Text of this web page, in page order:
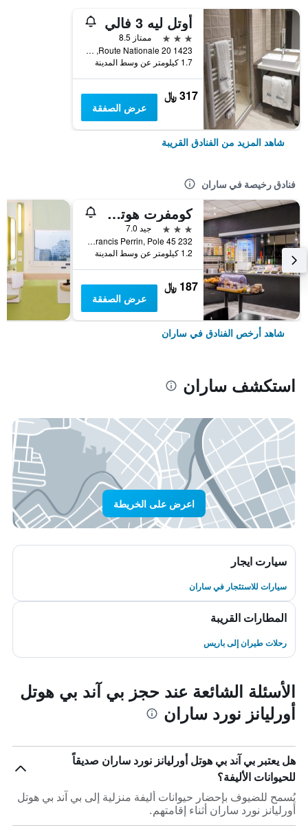
أوتل ليه 3 فالي
3 نجوم
ممتاز 8.5
1423 Route Nationale 20, ساران, إقليم لواريت, فرنسا
1.7 كيلومتر عن وسط المدينة
317 ﷼
عرض الصفقة
شاهد المزيد من الفنادق القريبة
فنادق رخيصة في ساران
كومفرت هوتل أورليانز ساران
3 نجوم
جيد 7.0
232 Rue Francis Perrin, Pole 45, ساران, إقليم لواريت, فرنسا
1.2 كيلومتر عن وسط المدينة
187 ﷼
عرض الصفقة
شاهد أرخص الفنادق في ساران
استكشف ساران
اعرض على الخريطة
سيارت ايجار
سيارات للاستئجار في ساران
المطارات القريبة
رحلات طيران إلى باريس
الأسئلة الشائعة عند حجز بي آند بي هوتل
أورليانز نورد ساران
هل يعتبر بي آند بي هوتل أورليانز نورد ساران صديقاً
للحيوانات الأليفة؟
يُسمح للضيوف بإحضار حيوانات أليفة منزلية إلى بي آند بي هوتل
أورليانز نورد ساران أثناء إقامتهم.